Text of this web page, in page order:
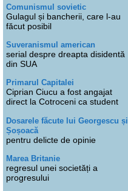
Comunismul sovietic
Gulagul și bancherii, care l-au
făcut posibil
Suveranismul american
serial despre dreapta disidentă
din SUA
Primarul Capitalei
Ciprian Ciucu a fost angajat
direct la Cotroceni ca student
Dosarele făcute lui Georgescu și
Șoșoacă
pentru delicte de opinie
Marea Britanie
regresul unei societăți a
progresului